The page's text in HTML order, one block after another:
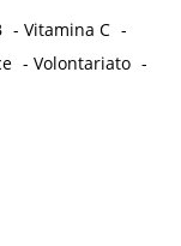
-Vitamina C -
-Volontariato -